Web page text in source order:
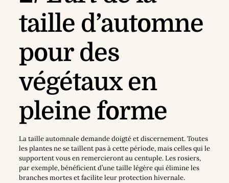
taille d’automne
pour des
végétaux en
pleine forme
La taille automnale demande doigté et discernement. Toutes
les plantes ne se taillent pas à cette période, mais celles qui le
supportent vous en remercieront au centuple. Les rosiers,
par exemple, bénéficient d’une taille légère qui élimine les
branches mortes et facilite leur protection hivernale.